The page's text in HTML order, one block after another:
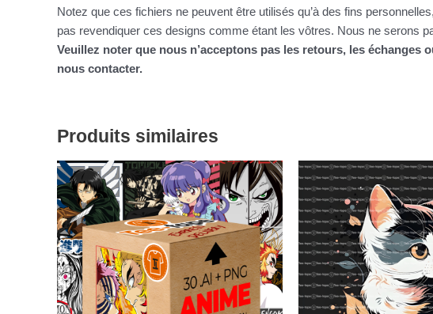
Notez que ces fichiers ne peuvent être utilisés qu’à des fins
pas revendiquer ces designs comme étant les vôtres. Nous ne serons
Veuillez noter que nous n’acceptons pas les retours, les échanges
nous contacter.
Produits similaires